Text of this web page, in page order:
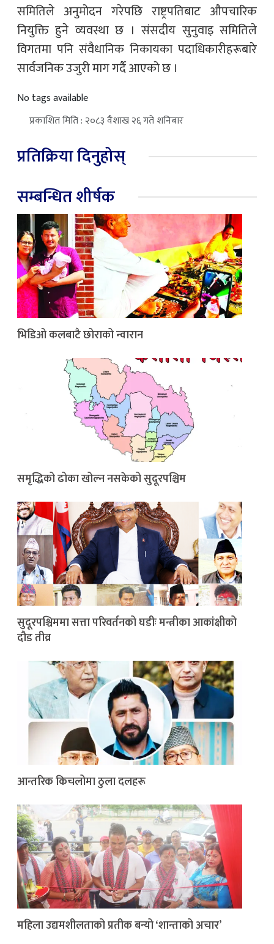
समितिले अनुमोदन गरेपछि राष्ट्रपतिबाट औपचारिक
नियुक्ति हुने व्यवस्था छ । संसदीय सुनुवाइ समितिले
विगतमा पनि संवैधानिक निकायका पदाधिकारीहरूबारे
सार्वजनिक उजुरी माग गर्दै आएको छ ।
No tags available
प्रकाशित मिति : २०८३ वैशाख २६ गते शनिबार
प्रतिक्रिया दिनुहोस्
सम्बन्धित शीर्षक
भिडिओ कलबाटै छोराको न्वारान
समृद्धिको ढोका खोल्न नसकेको सुदूरपश्चिम
सुदूरपश्चिममा सत्ता परिवर्तनको घडीः मन्त्रीका आकांक्षीको
दौड तीव्र
आन्तरिक किचलोमा ठुला दलहरू
महिला उद्यमशीलताको प्रतीक बन्यो ‘शान्ताको अचार’